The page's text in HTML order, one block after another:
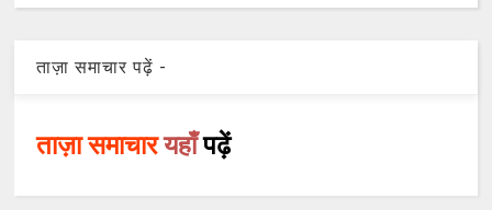
ताज़ा समाचार पढ़ें -
ताज़ा समाचारयहाँपढ़ें